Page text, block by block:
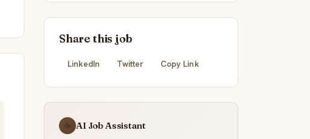
Share this job
LinkedIn Twitter Copy Link
☕ AI Job Assistant